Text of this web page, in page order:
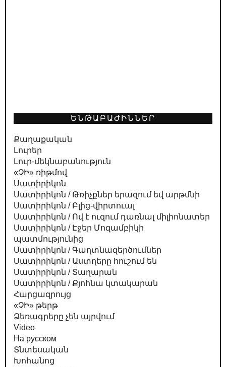
ԵՆԹԱԲԱԺԻՆՆԵՐ
Քաղաքական
Լուրեր
Լուր-մեկնաբանություն
«ՉԻ» ռիթմով
Սատիրիկոն
Սատիրիկոն / Թռիչքներ երազում եվ արթմնի
Սատիրիկոն / Բլից-վիրտուալ
Սատիրիկոն / Ով է ուզում դառնալ միլիոնատեր
Սատիրիկոն / Էջեր Մոզամբիկի
պատմությունից
Սատիրիկոն / Գաղտնազերծումներ
Սատիրիկոն / Աստղերը հուշում են
Սատիրիկոն / Տաղարան
Սատիրիկոն / Քյոհնա կտակարան
Հարցազրույց
«ՉԻ» թերթ
Ձեռագրերը չեն այրվում
Video
На русском
Տնտեսական
Խոհանոց